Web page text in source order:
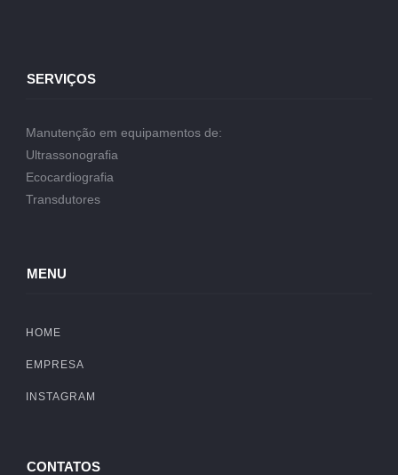
SERVIÇOS
Manutenção em equipamentos de:
Ultrassonografia
Ecocardiografia
Transdutores
MENU
HOME
EMPRESA
INSTAGRAM
CONTATOS